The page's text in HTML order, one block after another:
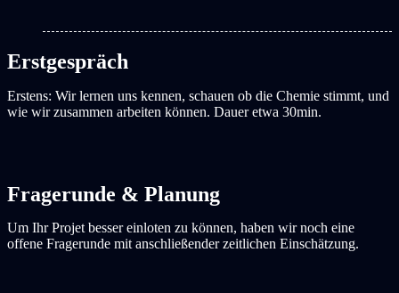
Erstgespräch
Erstens: Wir lernen uns kennen, schauen ob die Chemie stimmt, und
wie wir zusammen arbeiten können. Dauer etwa 30min.
Fragerunde & Planung
Um Ihr Projet besser einloten zu können, haben wir noch eine
offene Fragerunde mit anschließender zeitlichen Einschätzung.